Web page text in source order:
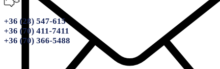
+36 (28) 547-615
+36 (70) 411-7411
+36 (70) 366-5488